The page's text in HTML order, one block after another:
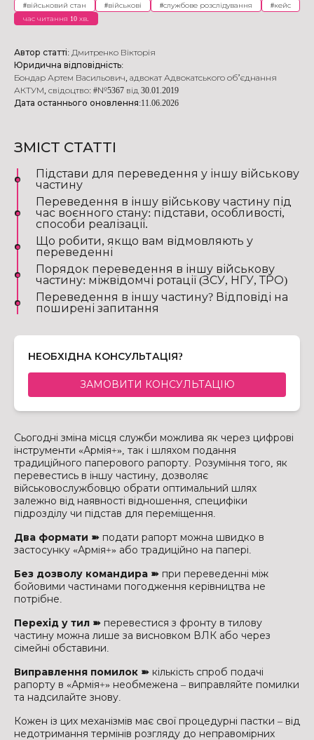
#військовий стан #військові #службове розслідування #кейс
час читання 10 хв.
Автор статті: Дмитренко Вікторія
Юридична відповідність:
Бондар Артем Васильович, адвокат Адвокатського об’єднання
АКТУМ, свідоцтво: #№5367 від 30.01.2019
Дата останнього оновлення:11.06.2026
ЗМІСТ СТАТТІ
Підстави для переведення у іншу військову
частину
Переведення в іншу військову частину під
час воєнного стану: підстави, особливості,
способи реалізації.
Що робити, якщо вам відмовляють у
переведенні
Порядок переведення в іншу військову
частину: міжвідомчі ротації (ЗСУ, НГУ, ТРО)
Переведення в іншу частину? Відповіді на
поширені запитання
НЕОБХІДНА КОНСУЛЬТАЦІЯ?
ЗАМОВИТИ КОНСУЛЬТАЦІЮ
Сьогодні зміна місця служби можлива як через цифрові
інструменти «Армія+», так і шляхом подання
традиційного паперового рапорту. Розуміння того, як
перевестись в іншу частину, дозволяє
військовослужбовцю обрати оптимальний шлях
залежно від наявності відношення, специфіки
підрозділу чи підстав для переміщення.
Два формати ➽ подати рапорт можна швидко в
застосунку «Армія+» або традиційно на папері.
Без дозволу командира ➽ при переведенні між
бойовими частинами погодження керівництва не
потрібне.
Перехід у тил ➽ перевестися з фронту в тилову
частину можна лише за висновком ВЛК або через
сімейні обставини.
Виправлення помилок ➽ кількість спроб подачі
рапорту в «Армія+» необмежена – виправляйте помилки
та надсилайте знову.
Кожен із цих механізмів має свої процедурні пастки – від
недотримання термінів розгляду до неправомірних